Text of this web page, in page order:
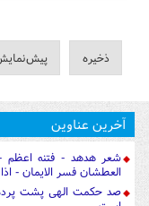
آخرین عناوین
شعر هدهد - فتنه
العطشان فسر الایمان - اذا
صد حکمت الهی پشت پرده